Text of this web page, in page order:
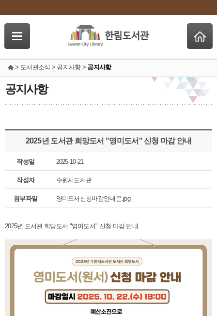
> 도서관소식 > 공지사항 > 공지사항
공지사항
2025년 도서관 희망도서 "영미도서" 신청 마감 안내
작성일 2025-10-21
작성자 수원시도서관
첨부파일 영미도서신청마감안내문.jpg
2025년 도서관 희망도서 "영미도서" 신청 마감 안내